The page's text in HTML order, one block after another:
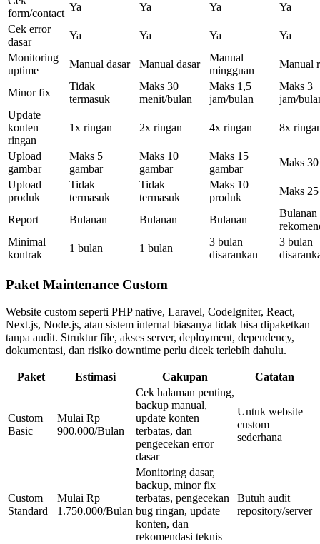
form/contact
Ya Ya Ya
Ya
Cek error
dasar
Ya Ya Ya
Ya
Monitoring
uptime
Manual dasar Manual dasar
Manual
mingguan
Manual
Minor fix
Tidak
termasuk
Maks 30
menit/bulan
Maks 1,5
jam/bulan
Maks 3
jam/
Update
konten
ringan
1x ringan 2x ringan 4x ringan 8x
Upload
gambar
Maks 5
gambar
Maks 10
gambar
Maks 15
gambar
Maks
Upload
produk
Tidak
termasuk
Tidak
termasuk
Maks 10
produk
Maks
Report Bulanan Bulanan Bulanan
Bulanan
Minimal
kontrak
1 bulan 1 bulan
3 bulan
disarankan
3 bulan
Paket Maintenance Custom
Website custom seperti PHP native, Laravel, CodeIgniter, React,
Next.js, Node.js, atau sistem internal biasanya tidak bisa dipaketkan
tanpa audit. Struktur file, akses server, deployment, dependency,
dokumentasi, dan risiko downtime perlu dicek terlebih dahulu.
Paket Estimasi Cakupan Catatan
Custom
Basic
Mulai Rp
900.000/Bulan
Cek halaman penting,
backup manual,
update konten
terbatas, dan
pengecekan error
dasar
Untuk website
custom
sederhana
Custom
Standard
Mulai Rp
1.750.000/Bulan
Monitoring dasar,
backup, minor fix
terbatas, pengecekan
bug ringan, update
konten, dan
rekomendasi teknis
Butuh audit
repository/server